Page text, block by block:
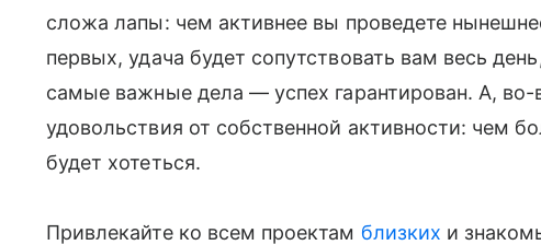
сложа лапы: чем активнее вы проведете
первых, удача будет сопутствовать вам весь
самые важные дела — успех гарантирован. А,
удовольствия от собственной активности: чем
будет хотеться.
Привлекайте ко всем проектам близких и